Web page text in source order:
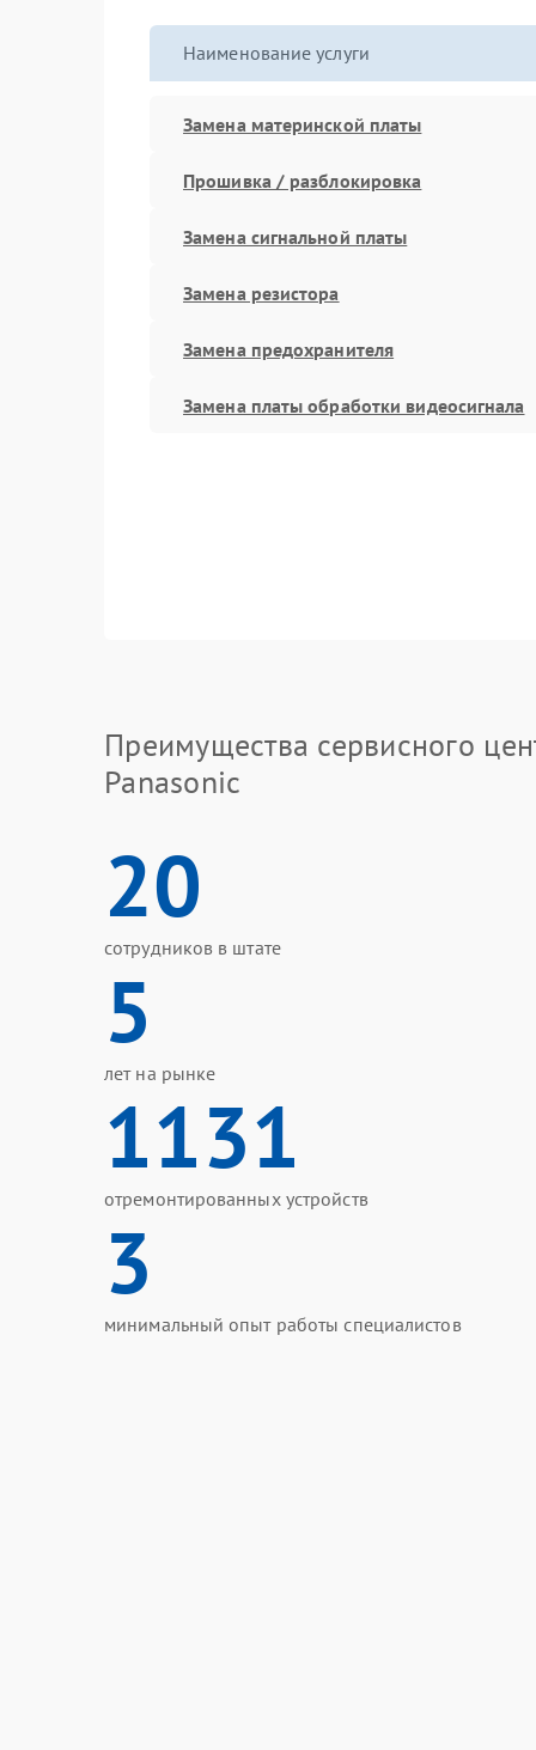
Наименование услуги
Замена материнской платы
Прошивка / разблокировка
Замена сигнальной платы
Замена резистора
Замена предохранителя
Замена платы обработки видеосигнала
Преимущества сервисного
Panasonic
20
сотрудников в штате
5
лет на рынке
1131
отремонтированных устройств
3
минимальный опыт работы специалистов